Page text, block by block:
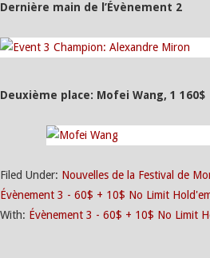
Dernière main de l’Évènement 2
Deuxième place: Mofei Wang, 1 160$
Filed Under: Nouvelles de la Festival de
Évènement 3 - 60$ + 10$ No Limit
With: Évènement 3 - 60$ + 10$ No Limit